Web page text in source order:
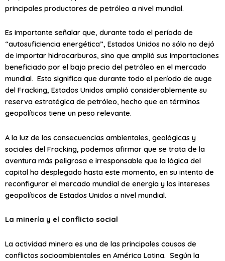
principales productores de petróleo a nivel mundial.
Es importante señalar que, durante todo el período de
“autosuficiencia energética”, Estados Unidos no sólo no dejó
de importar hidrocarburos, sino que amplió sus importaciones
beneficiado por el bajo precio del petróleo en el mercado
mundial. Esto significa que durante todo el período de auge
del Fracking, Estados Unidos amplió considerablemente su
reserva estratégica de petróleo, hecho que en términos
geopolíticos tiene un peso relevante.
A la luz de las consecuencias ambientales, geológicas y
sociales del Fracking, podemos afirmar que se trata de la
aventura más peligrosa e irresponsable que la lógica del
capital ha desplegado hasta este momento, en su intento de
reconfigurar el mercado mundial de energía y los intereses
geopolíticos de Estados Unidos a nivel mundial.
La minería y el conflicto social
La actividad minera es una de las principales causas de
conflictos socioambientales en América Latina. Según la